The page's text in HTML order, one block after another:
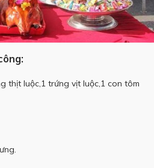
thịt luộc,1 trứng vịt luộc,1 con tôm